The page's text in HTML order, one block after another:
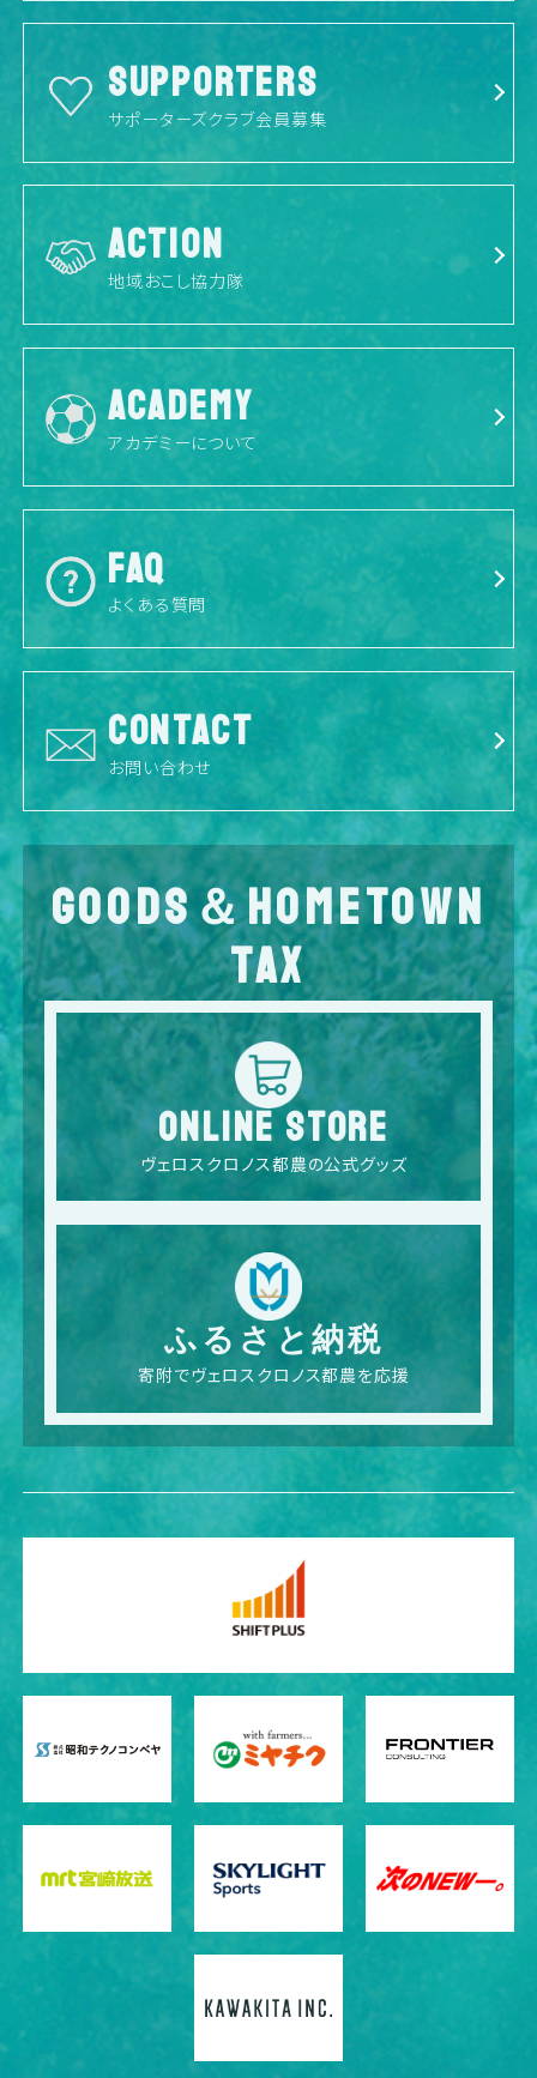
SUPPORTERS
サポーターズクラブ会員募集
ACTION
地域おこし協力隊
ACADEMY
アカデミーについて
FAQ
よくある質問
CONTACT
お問い合わせ
GOODS＆HOMETOWN
TAX
ONLINE STORE
ヴェロスクロノス都農の公式グッズ
ふるさと納税
寄附でヴェロスクロノス都農を応援